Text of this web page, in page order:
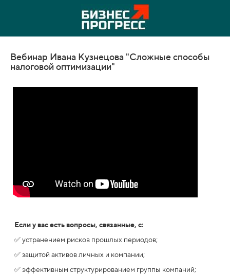
Вебинар Ивана Кузнецова "Сложные способы
налоговой оптимизации"
Если у вас есть вопросы, связанные, с:
✅ устранением рисков прошлых периодов;
✅ защитой активов личных и компании;
✅ эффективным структурированием группы компаний;